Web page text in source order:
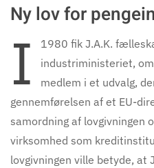
Ny lov for
I
1980 fik J.A.K.
industriministeriet,
medlem i et udvalg,
gennemførelsen af et EU-
samordning af lovgivningen
virksomhed som
lovgivningen ville betyde, at